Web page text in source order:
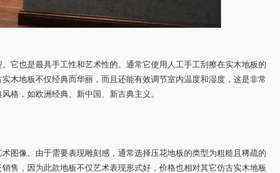
也是最具手工性和艺术性的。通常它使用人工手工刮擦在实木地板 的
木地板不仅经典而华丽，而且还能有效调节室内温度和湿度，这是非常
格，如欧洲经典、新中国、新古典主义。
像。由于需要表现雕刻感，通常选择压花地板的类型为粗糙且稀疏的
售，因为此款地板不仅艺术表现形式好，价格也相对其它仿古实木地板